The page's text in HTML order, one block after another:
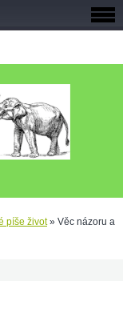
píše život» Věc názoru a